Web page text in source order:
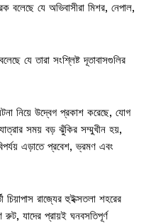
যে অভিবাসীরা মিশর, নেপাল,
যে তারা সংশ্লিষ্ট দূতাবাসগুলির
নিয়ে উদ্বেগ প্রকাশ করেছে, যোগ
সময় বড় ঝুঁকির সম্মুখীন হয়,
এড়াতে প্রবেশ, ভ্রমণ এবং
চিয়াপাস রাজ্যের হুইক্সতলা শহরের
যাদের প্রায়ই ঘনবসতিপূর্ণ